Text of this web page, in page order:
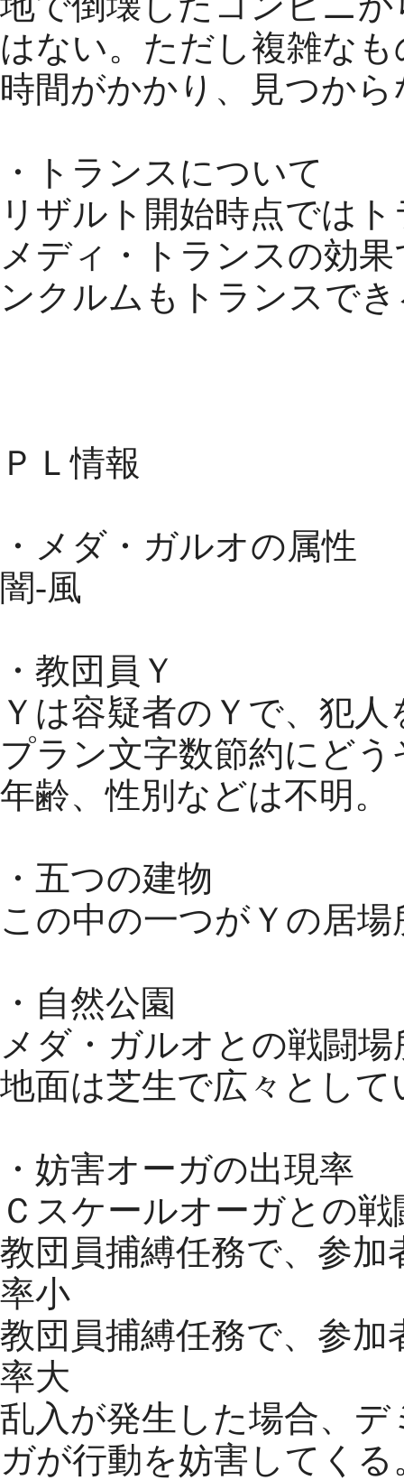
はない。ただし複雑な
時間がかかり、見つか
・トランスについて
リザルト開始時点では
メディ・トランスの効
ンクルムもトランスで
ＰＬ情報
・メダ・ガルオの属性
闇-風
・教団員Ｙ
Ｙは容疑者のＹで、犯
プラン文字数節約にどう
年齢、性別などは不明。
・五つの建物
この中の一つがＹの居場
・自然公園
メダ・ガルオとの戦闘場
地面は芝生で広々として
・妨害オーガの出現率
Ｃスケールオーガとの
教団員捕縛任務で、参
率小
教団員捕縛任務で、参
率大
乱入が発生した場合、
ガが行動を妨害してくる